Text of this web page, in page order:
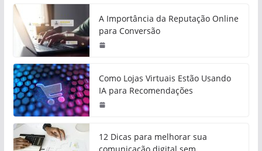
A Importância da Reputação Online
para Conversão
Como Lojas Virtuais Estão Usando
IA para Recomendações
12 Dicas para melhorar sua